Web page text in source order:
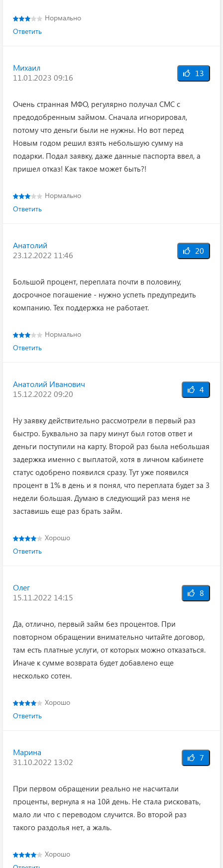
Нормально
Ответить
Михаил
11.01.2023 09:16
13
Очень странная МФО, регулярно получал СМС с
предодобренным займом. Сначала игнорировал,
потому что деньги были не нужны. Но вот перед
Новым годом решил взять небольшую сумму на
подарки. Подал заявку, даже данные паспорта ввел, а
пришел отказ! Как такое может быть?!
Нормально
Ответить
Анатолий
23.12.2022 11:46
20
Большой процент, переплата почти в половину,
досрочное погашение - нужно успеть предупредить
компанию. Тех поддержка не работает.
Нормально
Ответить
Анатолий Иванович
15.12.2022 09:20
4
Ну заявку действительно рассмотрели в первый раз
быстро. Буквально за пару минут был готов ответ и
деньги поступили на карту. Второй раз была небольшая
задержка именно с выплатой, хотя в личном кабинете
статус одобрено появился сразу. Тут уже появился
процент в 1% в день и я понял, что переплата будет за 3
недели большая. Думаю в следующий раз меня не
заставишь еще раз брать займ.
Хорошо
Ответить
Олег
15.11.2022 14:15
8
Да, отлично, первый займ без процентов. При
повторном обращении внимательно читайте договор,
там есть платные услуги, от которых можно отказаться.
Иначе к сумме возврата будет добавлено еще
несколько сотен.
Хорошо
Ответить
Марина
31.10.2022 13:02
7
При первом обращении реально не насчитали
проценты, вернула я на 10й день. Не стала рисковать,
мало ли что с переводом случится. Во второй раз
такого раздолья нет, а жаль.
Хорошо